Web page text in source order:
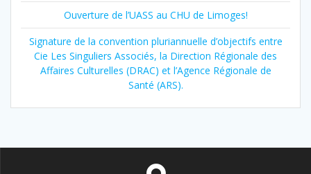
Ouverture de l’UASS au CHU de Limoges!
Signature de la convention pluriannuelle d’objectifs entre
Cie Les Singuliers Associés, la Direction Régionale des
Affaires Culturelles (DRAC) et l’Agence Régionale de
Santé (ARS).